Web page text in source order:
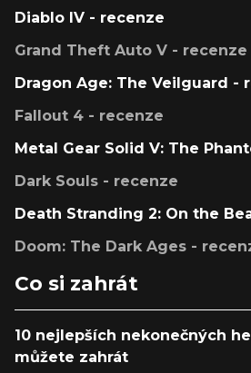
Diablo IV - recenze
Grand Theft Auto V - recenze
Dragon Age: The Veilguard -
Fallout 4 - recenze
Metal Gear Solid V: The
Dark Souls - recenze
Death Stranding 2: On the
Doom: The Dark Ages -
Co si zahrát
10 nejlepších nekonečných
můžete zahrát